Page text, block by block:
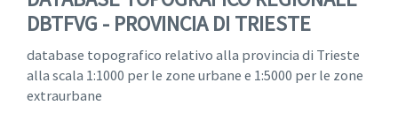
DBTFVG - PROVINCIA DI TRIESTE
database topografico relativo alla provincia di Trieste
alla scala 1:1000 per le zone urbane e 1:5000 per le zone
extraurbane